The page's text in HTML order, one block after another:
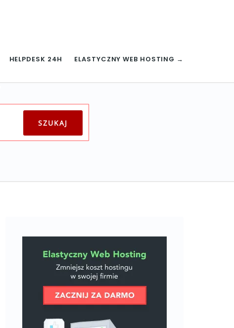
HELPDESK 24H ELASTYCZNY WEB HOSTING →